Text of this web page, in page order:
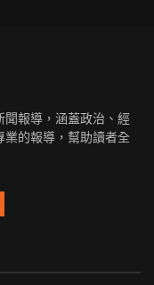
報導，涵蓋政治、經
業的報導，幫助讀者全